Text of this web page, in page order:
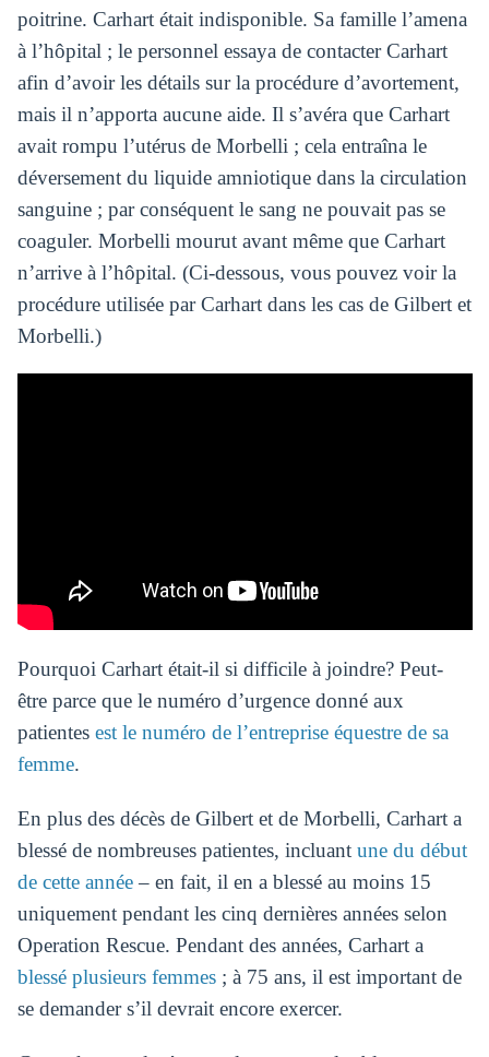
poitrine. Carhart était indisponible. Sa famille l’amena
à l’hôpital ; le personnel essaya de contacter Carhart
afin d’avoir les détails sur la procédure d’avortement,
mais il n’apporta aucune aide. Il s’avéra que Carhart
avait rompu l’utérus de Morbelli ; cela entraîna le
déversement du liquide amniotique dans la circulation
sanguine ; par conséquent le sang ne pouvait pas se
coaguler. Morbelli mourut avant même que Carhart
n’arrive à l’hôpital. (Ci-dessous, vous pouvez voir la
procédure utilisée par Carhart dans les cas de Gilbert et
Morbelli.)
Pourquoi Carhart était-il si difficile à joindre? Peut-
être parce que le numéro d’urgence donné aux
patientes est le numéro de l’entreprise équestre de sa
femme.
En plus des décès de Gilbert et de Morbelli, Carhart a
blessé de nombreuses patientes, incluant une du début
de cette année– en fait, il en a blessé au moins 15
uniquement pendant les cinq dernières années selon
Operation Rescue. Pendant des années, Carhart a
blessé plusieurs femmes; à 75 ans, il est important de
se demander s’il devrait encore exercer.